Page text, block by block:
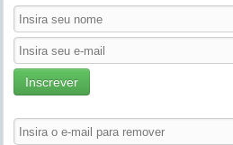
Inscrever